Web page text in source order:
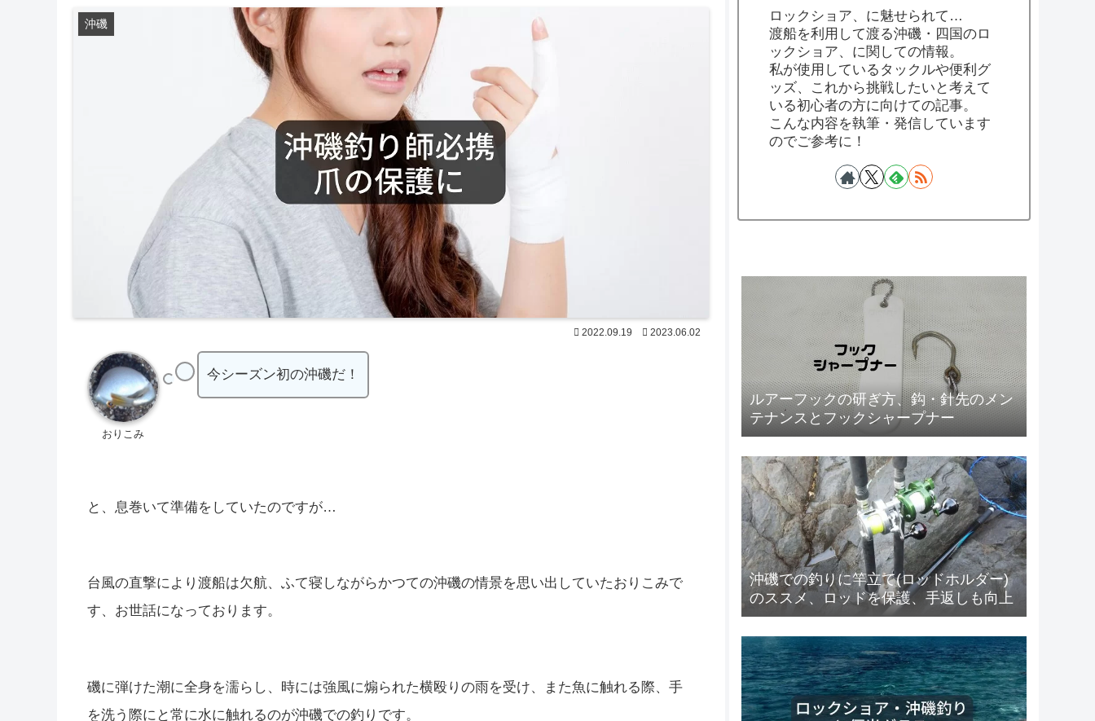
沖磯
2022.09.19 2023.06.02
おりこみ
今シーズン初の沖磯だ！
と、息巻いて準備をしていたのですが…
台風の直撃により渡船は欠航、ふて寝しながらかつての沖磯の情景を思い出していたおりこみで
す、お世話になっております。
磯に弾けた潮に全身を濡らし、時には強風に煽られた横殴りの雨を受け、また魚に触れる際、手
を洗う際にと常に水に触れるのが沖磯での釣りです。
ロックショア、に魅せられて…
渡船を利用して渡る沖磯・四国のロ
ックショア、に関しての情報。
私が使用しているタックルや便利グ
ッズ、これから挑戦したいと考えて
いる初心者の方に向けての記事。
こんな内容を執筆・発信しています
のでご参考に！
ルアーフックの研ぎ方、鈎・針先のメン
テナンスとフックシャープナー
沖磯での釣りに竿立て(ロッドホルダー)
のススメ、ロッドを保護、手返しも向上